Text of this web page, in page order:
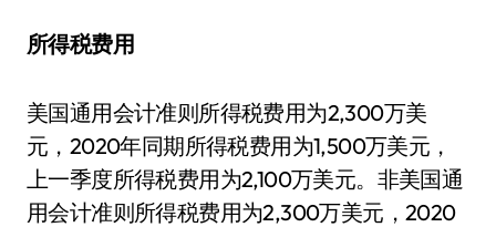
所得税费用
美国通用会计准则所得税费用为2,300万美
元，2020年同期所得税费用为1,500万美元，
上一季度所得税费用为2,100万美元。非美国通
用会计准则所得税费用为2,300万美元，2020